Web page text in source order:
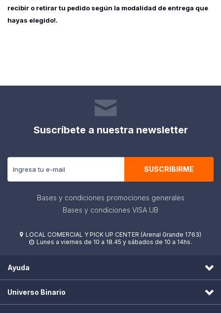
recibir o retirar tu pedido según la modalidad de entrega que
hayas elegido!.
Suscríbete a nuestra newsletter
SUSCRIBIRME
Bases y condiciones promociones generales
Bases y condiciones VISA UB
 LOCAL COMERCIAL Y PICK UP CENTER (Arenal Grande 1763)
 Lunes a viernes de 10 a 18.45 y sábados de 10 a 14hs.
Ayuda
Universo Binario